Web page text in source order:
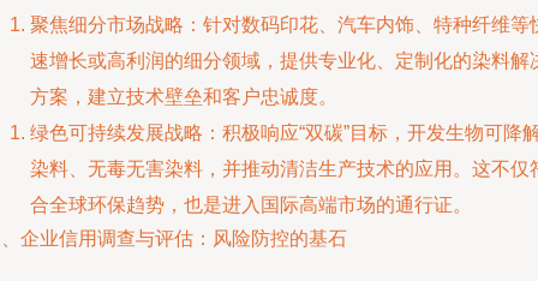
聚焦细分市场战略：针对数码印花、汽车内饰、特种纤维等
速增长或高利润的细分领域，提供专业化、定制化的染料解
方案，建立技术壁垒和客户忠诚度。
绿色可持续发展战略：积极响应“双碳”目标，开发生物可降
染料、无毒无害染料，并推动清洁生产技术的应用。这不仅
合全球环保趋势，也是进入国际高端市场的通行证。
企业信用调查与评估：风险防控的基石